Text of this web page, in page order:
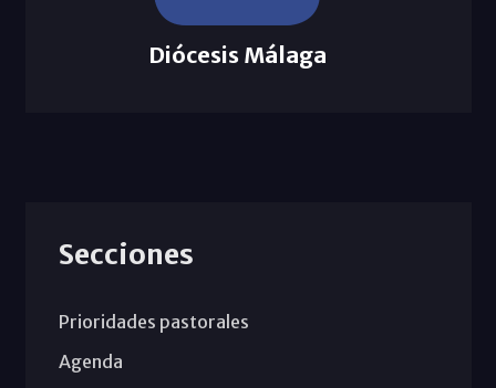
Diócesis Málaga
Secciones
Prioridades pastorales
Agenda